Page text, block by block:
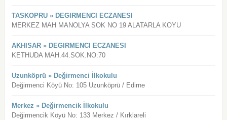
TASKOPRU » DEGIRMENCI ECZANESI
MERKEZ MAH MANOLYA SOK NO 19 ALATARLA KOYU
AKHISAR » DEGIRMENCI ECZANESI
KETHUDA MAH.44.SOK.NO:70
Uzunköprü » Değirmenci İlkokulu
Değirmenci Köyü No: 105 Uzunköprü / Edirne
Merkez » Değirmencik İlkokulu
Değirmencik Köyü No: 133 Merkez / Kırklareli